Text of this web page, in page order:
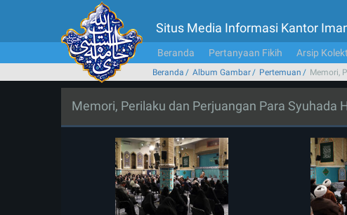
Situs Media Informasi Kantor
Beranda Pertanyaan Fikih Arsip
Beranda Album Gambar Pertemuan Memori,
Memori, Perilaku dan Perjuangan Para Syuhada